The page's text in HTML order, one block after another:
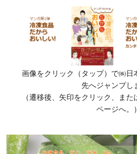
画像をクリック（タップ）で㈱日
先へジャンプし
（遷移後、矢印をクリック、ま
ページへ。）